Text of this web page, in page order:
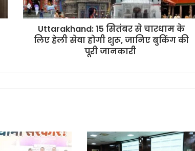
Uttarakhand: 15 सितंबर से चारधाम के
लिए हेली सेवा होगी शुरू, जानिए बुकिंग की
पूरी जानकारी